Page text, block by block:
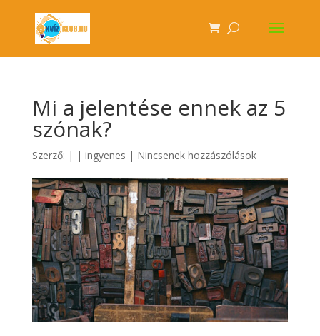
Mi a jelentése ennek az 5
szónak?
Szerző: | | ingyenes | Nincsenek hozzászólások